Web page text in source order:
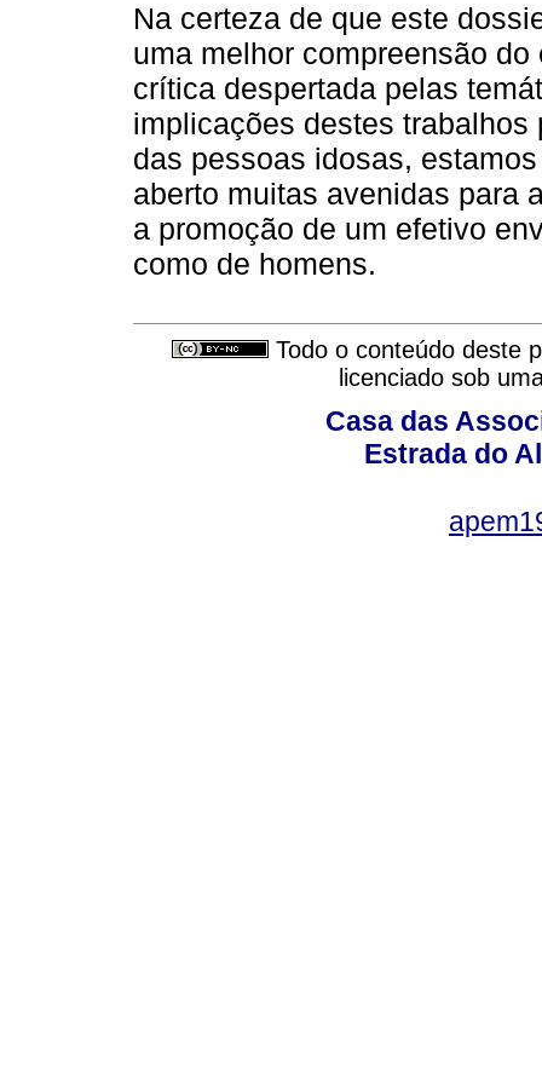
Na certeza de que este
uma melhor compreensão
crítica despertada pelas
implicações destes
das pessoas idosas,
aberto muitas avenidas para
a promoção de um efetivo
como de homens.
Todo o conteúdo deste
licenciado sob
Casa das
Estrada do